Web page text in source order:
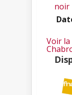
noir
Voir la